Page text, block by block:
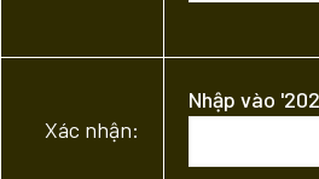
Xác nhận:
Nhập vào